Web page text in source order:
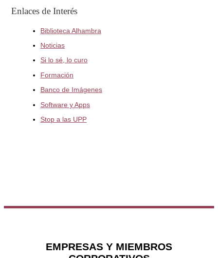
Enlaces de Interés
Biblioteca Alhambra
Noticias
Si lo sé, lo curo
Formación
Banco de Imágenes
Software y Apps
Stop a las UPP
EMPRESAS Y MIEMBROS